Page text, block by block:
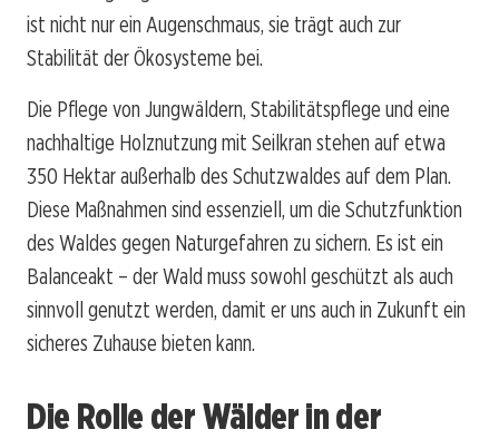
ist nicht nur ein Augenschmaus, sie trägt auch zur
Stabilität der Ökosysteme bei.
Die Pflege von Jungwäldern, Stabilitätspflege und eine
nachhaltige Holznutzung mit Seilkran stehen auf etwa
350 Hektar außerhalb des Schutzwaldes auf dem Plan.
Diese Maßnahmen sind essenziell, um die Schutzfunktion
des Waldes gegen Naturgefahren zu sichern. Es ist ein
Balanceakt – der Wald muss sowohl geschützt als auch
sinnvoll genutzt werden, damit er uns auch in Zukunft ein
sicheres Zuhause bieten kann.
Die Rolle der Wälder in der